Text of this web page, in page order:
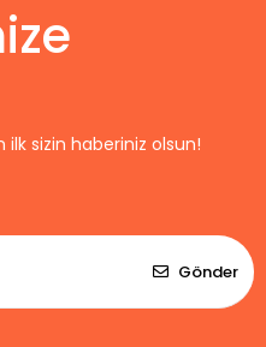
ilk sizin haberiniz olsun!
Gönder